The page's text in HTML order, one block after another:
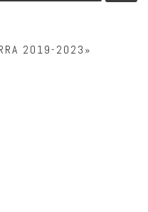
2019-2023»